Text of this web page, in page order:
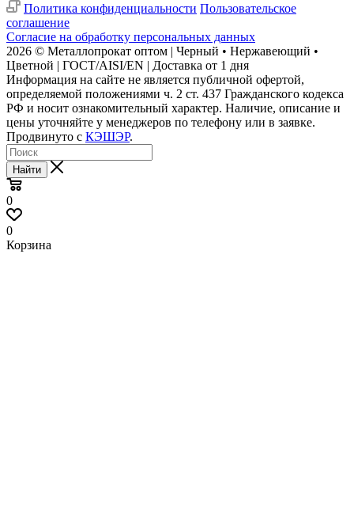
Политика конфиденциальности Пользовательское
соглашение
Согласие на обработку персональных данных
2026 © Металлопрокат оптом | Черный • Нержавеющий •
Цветной | ГОСТ/AISI/EN | Доставка от 1 дня
Информация на сайте не является публичной офертой,
определяемой положениями ч. 2 ст. 437 Гражданского кодекса
РФ и носит ознакомительный характер. Наличие, описание и
цены уточняйте у менеджеров по телефону или в заявке.
Продвинуто с КЭШЭР.
Найти
0
0
Корзина